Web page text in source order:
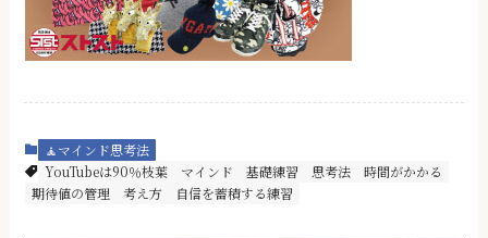
🧘マインド思考法
YouTubeは90％枝葉
マインド 基礎練習 思考法
時間がかかる
期待値の管理
考え方 自信を蓄積する練習